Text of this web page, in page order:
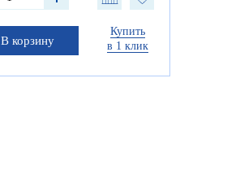
В корзину
Купить
в 1 клик